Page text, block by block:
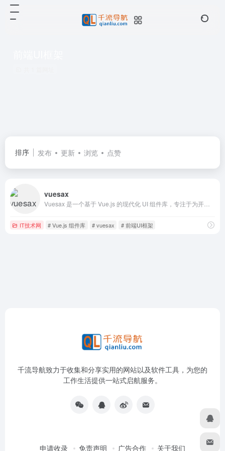
排序 发布 更新 浏览 点赞
vuesax
IT技术网 # Vue.js 组件库 # vuesax # 前端UI框架
千流导航致力于收集和分享实用的网站以及软件工具，为您的
工作生活提供一站式启航服务。
申请收录 免责声明 广告合作 关于我们